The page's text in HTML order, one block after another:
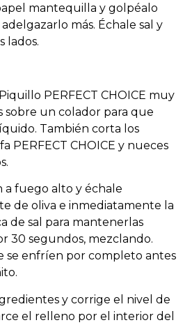
mantequilla y golpéalo
más. Échale sal y
lados.
PERFECT CHOICE muy
sobre un colador para que
También corta los
PERFECT CHOICE y nueces
a fuego alto y échale
de oliva e inmediatamente la
de sal para mantenerlas
30 segundos, mezclando.
se enfríen por completo antes
y corrige el nivel de
el relleno por el interior del